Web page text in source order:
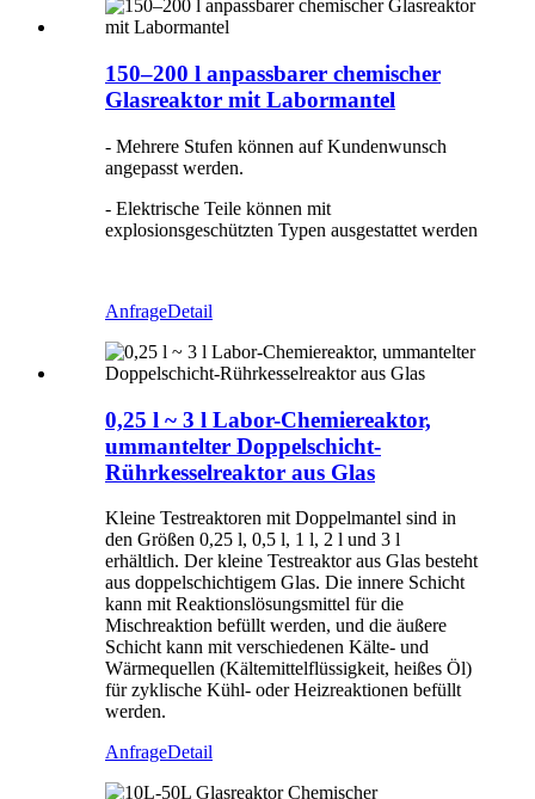
150–200 l anpassbarer chemischer
Glasreaktor mit Labormantel
- Mehrere Stufen können auf Kundenwunsch
angepasst werden.
- Elektrische Teile können mit
explosionsgeschützten Typen ausgestattet werden
AnfrageDetail
0,25 l ~ 3 l Labor-Chemiereaktor,
ummantelter Doppelschicht-
Rührkesselreaktor aus Glas
Kleine Testreaktoren mit Doppelmantel sind in
den Größen 0,25 l, 0,5 l, 1 l, 2 l und 3 l
erhältlich. Der kleine Testreaktor aus Glas besteht
aus doppelschichtigem Glas. Die innere Schicht
kann mit Reaktionslösungsmittel für die
Mischreaktion befüllt werden, und die äußere
Schicht kann mit verschiedenen Kälte- und
Wärmequellen (Kältemittelflüssigkeit, heißes Öl)
für zyklische Kühl- oder Heizreaktionen befüllt
werden.
AnfrageDetail